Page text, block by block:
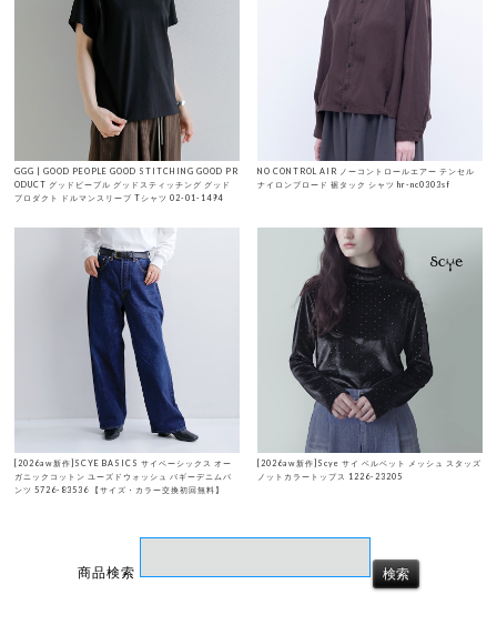
GGG | GOOD PEOPLE GOOD STITCHING GOOD PR
ODUCT グッドピープル グッドスティッチング グッド
プロダクト ドルマンスリーブ Tシャツ 02-01-1494
NO CONTROL AIR ノーコントロールエアー テンセル
ナイロンブロード 裾タック シャツ hr-nc0303sf
[2026aw新作]SCYE BASICS サイベーシックス オー
ガニックコットン ユーズドウォッシュ バギーデニムパ
ンツ 5726-83536 【サイズ・カラー交換初回無料】
[2026aw新作]Scye サイ ベルベット メッシュ スタッズ
ノットカラートップス 1226-23205
商品検索